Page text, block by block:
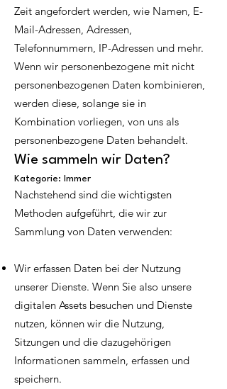
Zeit angefordert werden, wie Namen, E-
Mail-Adressen, Adressen,
Telefonnummern, IP-Adressen und mehr.
Wenn wir personenbezogene mit nicht
personenbezogenen Daten kombinieren,
werden diese, solange sie in
Kombination vorliegen, von uns als
personenbezogene Daten behandelt.
Wie sammeln wir Daten?
Kategorie: Immer
Nachstehend sind die wichtigsten
Methoden aufgeführt, die wir zur
Sammlung von Daten verwenden:
Wir erfassen Daten bei der Nutzung
unserer Dienste. Wenn Sie also unsere
digitalen Assets besuchen und Dienste
nutzen, können wir die Nutzung,
Sitzungen und die dazugehörigen
Informationen sammeln, erfassen und
speichern.